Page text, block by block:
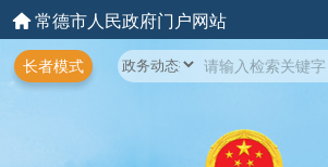
常德市人民政府门户网站
长者模式